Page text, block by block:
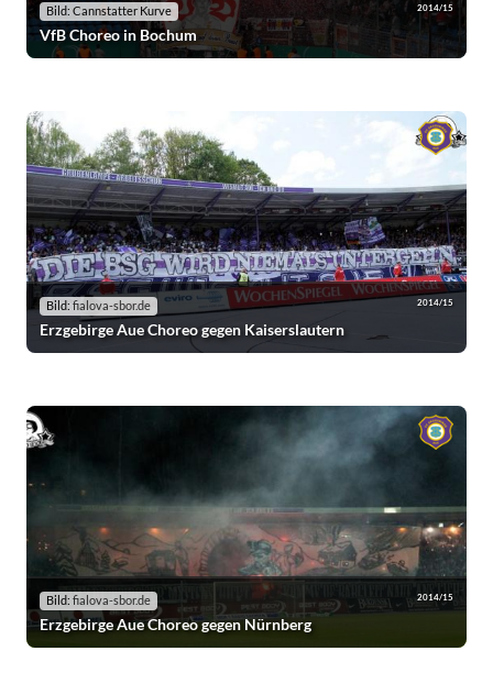
Bild: Cannstatter Kurve 2014/15
VfB Choreo in Bochum
Bild: fialova-sbor.de 2014/15
Erzgebirge Aue Choreo gegen Kaiserslautern
Bild: fialova-sbor.de 2014/15
Erzgebirge Aue Choreo gegen Nürnberg